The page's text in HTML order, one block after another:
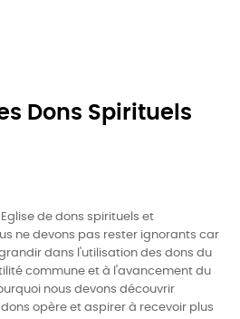
Dons Spirituels
de dons spirituels et
ne devons pas rester ignorants car
dans l'utilisation des dons du
commune et à l'avancement du
nous devons découvrir
opère et aspirer à recevoir plus